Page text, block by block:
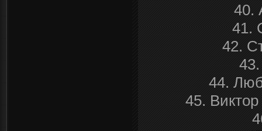
40.
41.
42.
44.
45.